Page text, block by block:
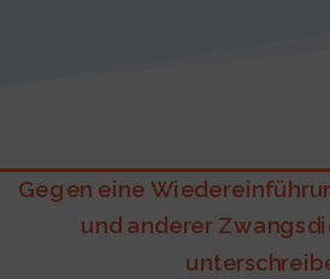
Gegen eine
und anderer